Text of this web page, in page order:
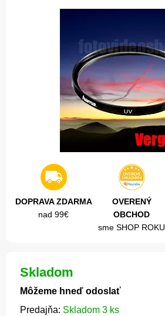
DOPRAVA ZDARMA
nad 99€
OVERENÝ
OBCHOD
sme SHOP ROKU
Skladom
Môžeme hneď odoslať
Predajňa: Skladom 3 ks